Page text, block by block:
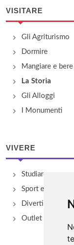
VISITARE
Gli Agriturismo
Dormire
Mangiare e bere
La Storia
Gli Alloggi
I Monumenti
VIVERE
Studiare
Sport e
Divertimento e
Outlet e spacci